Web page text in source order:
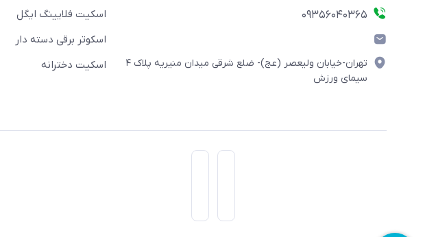
۰۹۳۵۶۰۴۰۳۶۵
تهران-خیابان ولیعصر (عج)- ضلع شرقی میدان منیریه پلاک ۴
سیمای ورزش
اسکیت فلایینگ ایگل
اسکوتر برقی دسته دار
اسکیت دخترانه